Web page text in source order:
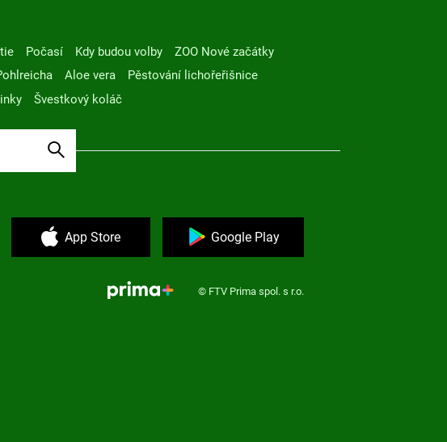
Počasí Kdy budou volby
ZOO Nové začátky
Aloe vera
Pěstování lichořeřišnice
Švestkový koláč
App Store Google Play
© FTV Prima spol. s r.o.